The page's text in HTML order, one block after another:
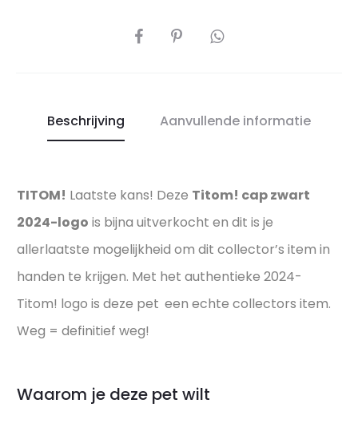
DEEL
Beschrijving Aanvullende informatie
TITOM! Laatste kans! Deze Titom! cap zwart
2024-logo is bijna uitverkocht en dit is je
allerlaatste mogelijkheid om dit collector’s item in
handen te krijgen. Met het authentieke 2024-
Titom! logo is deze pet een echte collectors item.
Weg = definitief weg!
Waarom je deze pet wilt